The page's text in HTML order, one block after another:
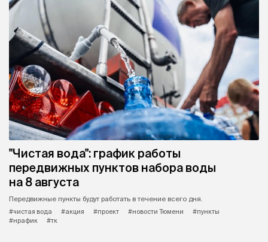
"Чистая вода": график работы
передвижных пунктов набора воды
на 8 августа
Передвижные пункты будут работать в течение всего дня.
#чистая вода
#акция #проект #новости Тюмени
#пункты
#нрафик
#тк